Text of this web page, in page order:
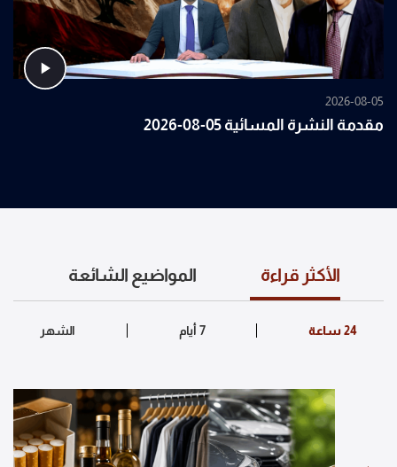
2026-08-05
مقدمة النشرة المسائية 05-08-2026
الأكثر قراءة المواضيع الشائعة